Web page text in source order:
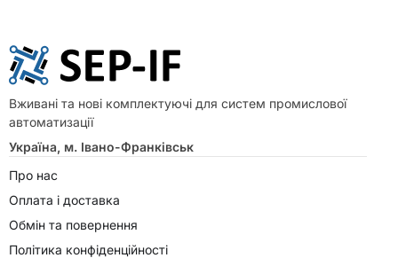
Вживані та нові комплектуючі для систем промислової
автоматизації
Україна, м. Івано-Франківськ
Про нас
Оплата і доставка
Обмін та повернення
Політика конфіденційності